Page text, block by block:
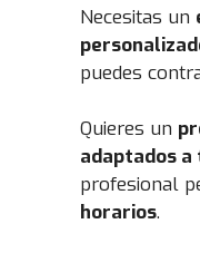
Necesitas un
puedes
Quieres un
adaptados a
profesional
horarios.